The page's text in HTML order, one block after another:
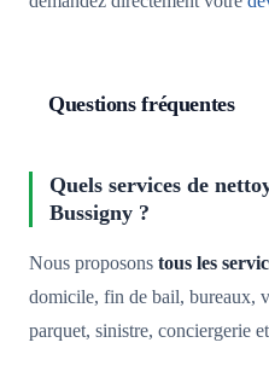
Questions fréquentes
Quels services de
Bussigny ?
Nous proposons tous les
domicile, fin de bail, bureaux,
parquet, sinistre, conciergerie